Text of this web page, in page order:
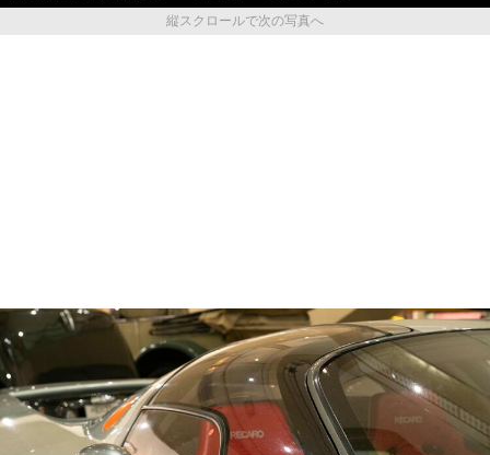
縦スクロールで次の写真へ